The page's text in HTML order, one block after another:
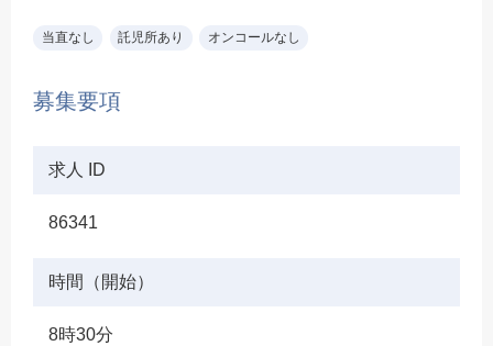
当直なし 託児所あり オンコールなし
募集要項
求人 ID
86341
時間（開始）
8時30分